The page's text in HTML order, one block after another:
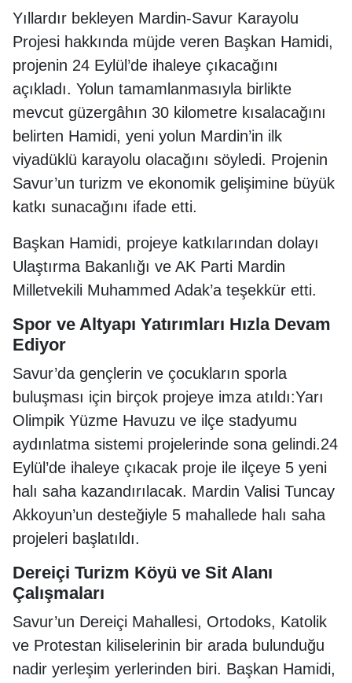
Yıllardır bekleyen Mardin-Savur Karayolu
Projesi hakkında müjde veren Başkan Hamidi,
projenin 24 Eylül’de ihaleye çıkacağını
açıkladı. Yolun tamamlanmasıyla birlikte
mevcut güzergâhın 30 kilometre kısalacağını
belirten Hamidi, yeni yolun Mardin’in ilk
viyadüklü karayolu olacağını söyledi. Projenin
Savur’un turizm ve ekonomik gelişimine büyük
katkı sunacağını ifade etti.
Başkan Hamidi, projeye katkılarından dolayı
Ulaştırma Bakanlığı ve AK Parti Mardin
Milletvekili Muhammed Adak’a teşekkür etti.
Spor ve Altyapı Yatırımları Hızla Devam
Ediyor
Savur’da gençlerin ve çocukların sporla
buluşması için birçok projeye imza atıldı:Yarı
Olimpik Yüzme Havuzu ve ilçe stadyumu
aydınlatma sistemi projelerinde sona gelindi.24
Eylül’de ihaleye çıkacak proje ile ilçeye 5 yeni
halı saha kazandırılacak. Mardin Valisi Tuncay
Akkoyun’un desteğiyle 5 mahallede halı saha
projeleri başlatıldı.
Dereiçi Turizm Köyü ve Sit Alanı
Çalışmaları
Savur’un Dereiçi Mahallesi, Ortodoks, Katolik
ve Protestan kiliselerinin bir arada bulunduğu
nadir yerleşim yerlerinden biri. Başkan Hamidi,